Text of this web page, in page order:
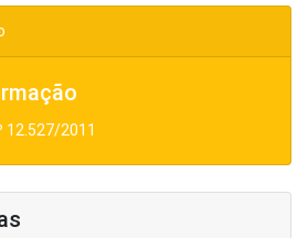
12.527/2011